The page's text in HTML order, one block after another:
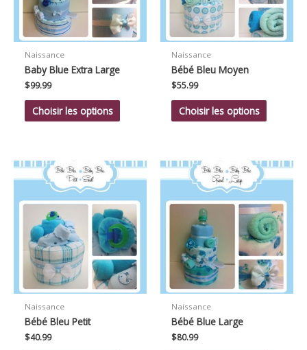
Naissance
Baby Blue Extra Large
$99.99
Choisir les options
Naissance
Bébé Bleu Moyen
$55.99
Choisir les options
Naissance
Bébé Bleu Petit
$40.99
Naissance
Bébé Blue Large
$80.99